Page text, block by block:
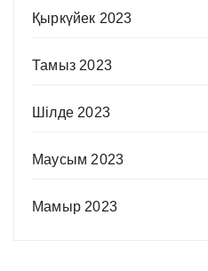
Қыркүйек 2023
Тамыз 2023
Шілде 2023
Маусым 2023
Мамыр 2023